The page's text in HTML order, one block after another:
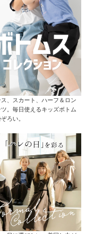
、スカート、ハーフ＆ロン
。毎日使えるキッズボトム
ろい。